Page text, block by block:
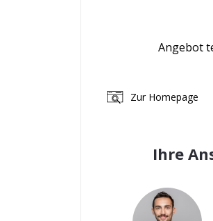
Angebot
Zur Homepage
Ihre